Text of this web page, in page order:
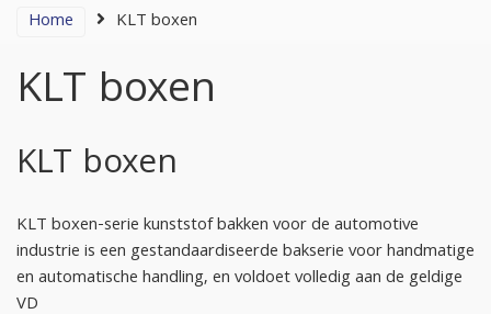
Home KLT boxen
KLT boxen
KLT boxen
KLT boxen-serie kunststof bakken voor de automotive
industrie is een gestandaardiseerde bakserie voor handmatige
en automatische handling, en voldoet volledig aan de geldige
VD